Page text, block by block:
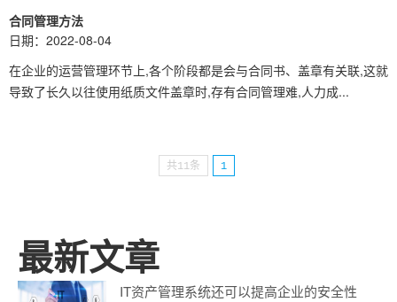
合同管理方法
日期：2022-08-04
在企业的运营管理环节上,各个阶段都是会与合同书、盖章有关联,这就
导致了长久以往使用纸质文件盖章时,存有合同管理难,人力成...
共11条 1
最新文章
IT资产管理系统还可以提高企业的安全性